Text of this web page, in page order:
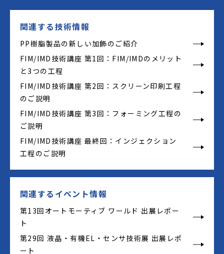
関連する技術情報
PP樹脂製品の新しい加飾のご紹介
FIM/IMD技術講座 第1回：FIM/IMDのメリット
と3つの工程
FIM/IMD技術講座 第2回：スクリーン印刷工程
のご説明
FIM/IMD技術講座 第3回：フォーミング工程の
ご説明
FIM/IMD技術講座 最終回：インジェクション
工程のご説明
関連するイベント情報
第13回オートモーティブ ワールド 出展レポー
ト
第29回 液晶・有機EL・センサ技術展 出展レポ
ート